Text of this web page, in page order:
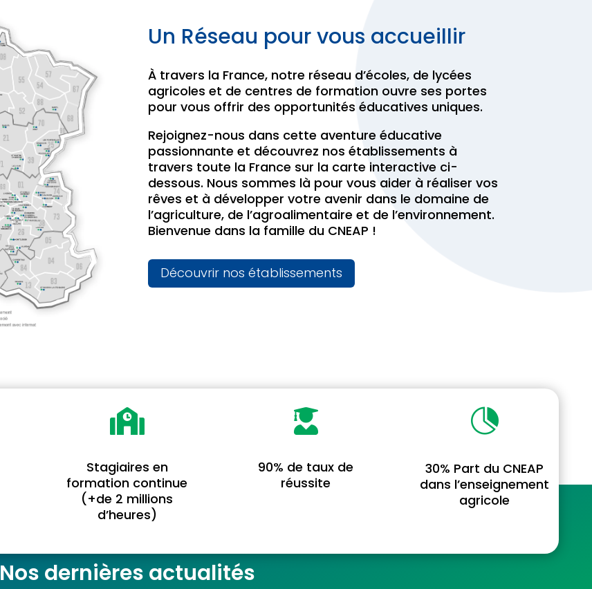
Un Réseau pour vous accueillir
À travers la France, notre réseau d’écoles, de lycées
agricoles et de centres de formation ouvre ses portes
pour vous offrir des opportunités éducatives uniques.
Rejoignez-nous dans cette aventure éducative
passionnante et découvrez nos établissements à
travers toute la France sur la carte interactive ci-
dessous. Nous sommes là pour vous aider à réaliser vos
rêves et à développer votre avenir dans le domaine de
l’agriculture, de l’agroalimentaire et de l’environnement.
Bienvenue dans la famille du CNEAP !
Découvrir nos établissements

Stagiaires en
formation continue
(+de 2 millions
d’heures)

90% de taux de
réussite

30% Part du CNEAP
dans l’enseignement
agricole
Nos dernières actualités